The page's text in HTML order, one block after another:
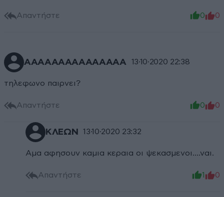
Απαντήστε 0 0
ΑΑΑΑΑΑΑΑΑΑΑΑΑΑΑ 13·10·2020 22:38
τηλεφωνο παιρνει?
Απαντήστε 0 0
ΚΛΕΩΝ 13·10·2020 23:32
Aμα αφησουν καμια κεραια οι ψεκασμενοι....ναι.
Απαντήστε 1 0